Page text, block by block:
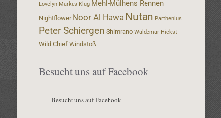
Lovelyn Markus Klug Mehl-Mülhens Rennen
Nightflower Noor Al Hawa Nutan Parthenius
Peter Schiergen Shimrano Waldemar Hickst
Wild Chief Windstoß
Besucht uns auf Facebook
Besucht uns auf Facebook